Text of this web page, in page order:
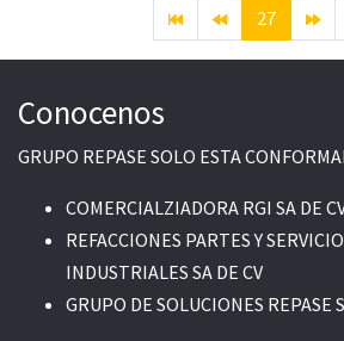
27
Conocenos
GRUPO REPASE SOLO ESTA
COMERCIALZIADORA RGI SA DE
REFACCIONES PARTES Y
INDUSTRIALES SA DE CV
GRUPO DE SOLUCIONES REPASE